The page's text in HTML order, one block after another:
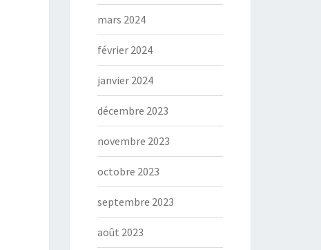
mars 2024
février 2024
janvier 2024
décembre 2023
novembre 2023
octobre 2023
septembre 2023
août 2023